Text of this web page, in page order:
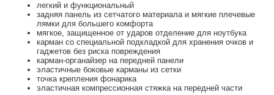
легкий и функциональный
задняя панель из сетчатого материала и мягкие плечевые
лямки для большего комфорта
мягкое, защищенное от ударов отделение для ноутбука
карман со специальной подкладкой для хранения очков и
гаджетов без риска повреждения
карман-органайзер на передней панели
эластичные боковые карманы из сетки
точка крепления фонарика
эластичная компрессионная стяжка на передней части